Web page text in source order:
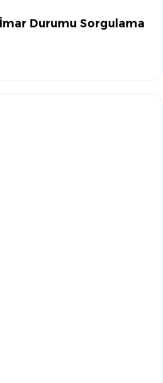
Durumu Sorgulama